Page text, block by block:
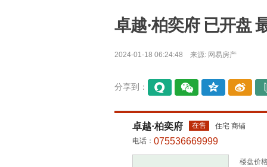
卓越·柏奕府 已开盘
2024-01-18 06:24:48 来源: 网易房产
分享到：
间
卓越·柏奕府 在售
住宅 商铺
电话： 075536669999
楼盘价